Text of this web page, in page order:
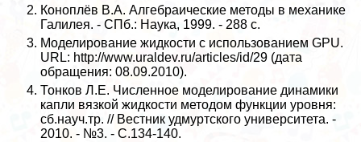
Коноплёв В.А. Алгебраические методы в механике
Галилея. - СПб.: Наука, 1999. - 288 с.
Моделирование жидкости с использованием GPU.
URL: http://www.uraldev.ru/articles/id/29 (дата
обращения: 08.09.2010).
Тонков Л.Е. Численное моделирование динамики
капли вязкой жидкости методом функции уровня:
сб.науч.тр. // Вестник удмуртского университета. -
2010. - №3. - С.134-140.